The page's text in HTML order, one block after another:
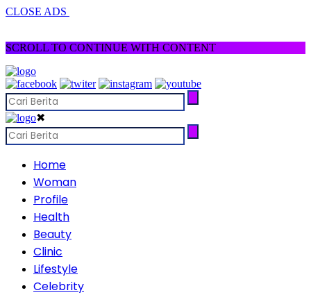
CLOSE ADS
SCROLL TO CONTINUE WITH CONTENT
✖
Home
Woman
Profile
Health
Beauty
Clinic
Lifestyle
Celebrity